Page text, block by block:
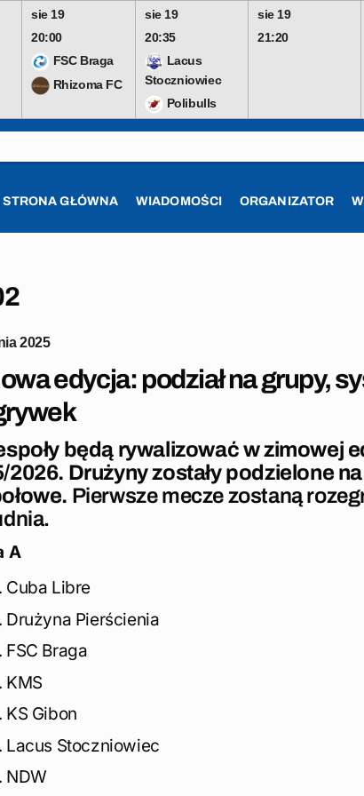
sie 19
20:00
FSC Braga
Rhizoma FC
sie 19
20:35
Lacus
Stoczniowiec
Polibulls
sie 19
21:20
STRONA GŁÓWNA WIADOMOŚCI ORGANIZATOR
2025
edycja: podział na grupy,
będą rywalizować w zimowej
2026. Drużyny zostały podzielone
Pierwsze mecze zostaną
A
Cuba Libre
Drużyna Pierścienia
FSC Braga
KMS
KS Gibon
Lacus Stoczniowiec
NDW